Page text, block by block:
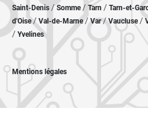
Saint-Denis /Somme/ Tarn / Tarn-et-
d'Oise/ Val-de-Marne/Var/Vaucluse/
/ Yvelines
Mentions légales